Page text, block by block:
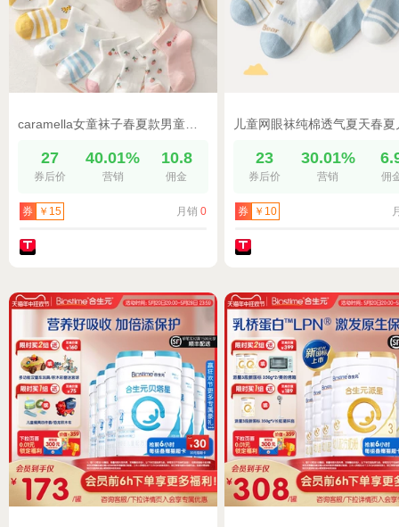
27
券后价
40.01%
营销
10.8
佣金
券 ￥15 月销 0
23
券后价
30.01%
营销 佣
券 ￥10